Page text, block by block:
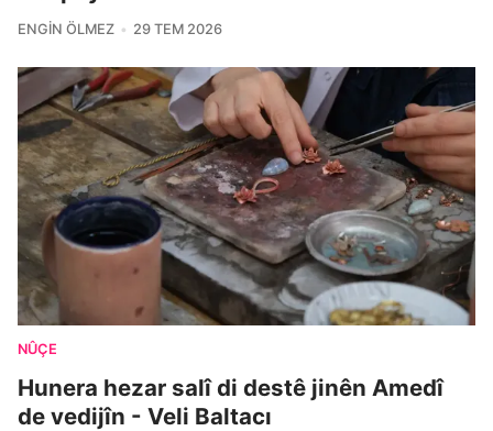
ENGIN ÖLMEZ 29 TEM 2026
NÛÇE
Hunera hezar salî di destê jinên Amedî
de vedijîn - Veli Baltacı